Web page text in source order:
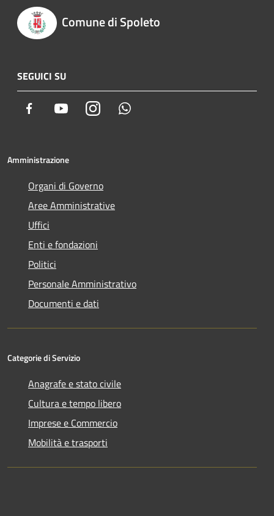
Comune di Spoleto
SEGUICI SU
Facebook YoutubeInstagram
Amministrazione
Organi di Governo
Aree Amministrative
Uffici
Enti e fondazioni
Politici
Personale Amministrativo
Documenti e dati
Categorie di Servizio
Anagrafe e stato civile
Cultura e tempo libero
Imprese e Commercio
Mobilità e trasporti